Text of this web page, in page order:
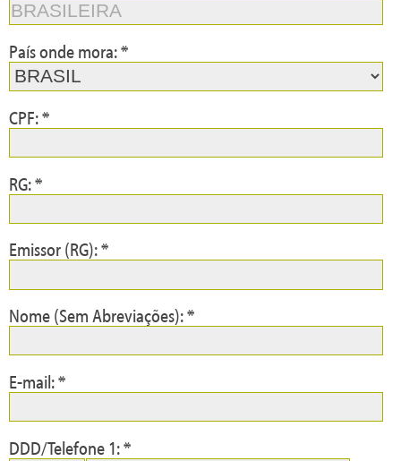
País onde mora: *
CPF: *
RG: *
Emissor (RG): *
Nome (Sem Abreviações): *
E-mail: *
DDD/Telefone 1: *